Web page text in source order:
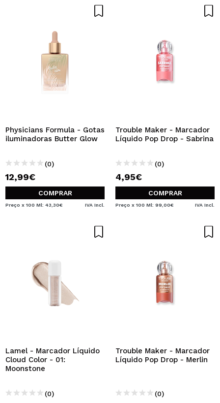
Physicians Formula - Gotas
iluminadoras Butter Glow
(0)
12,99€
COMPRAR
Preço x 100 Ml: 43,30€ IVA Incl.
Trouble Maker - Marcador
Líquido Pop Drop - Sabrina
(0)
4,95€
COMPRAR
Preço x 100 Ml: 99,00€ IVA Incl.
Lamel - Marcador Líquido
Cloud Color - 01:
Moonstone
(0)
Trouble Maker - Marcador
Líquido Pop Drop - Merlin
(0)